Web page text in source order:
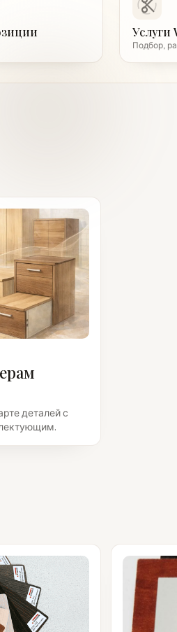
Услуги
Подбор,
деталей с